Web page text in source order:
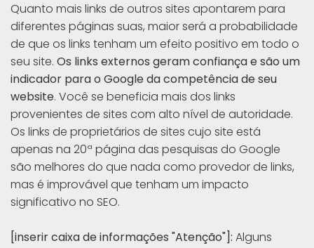
Quanto mais links de outros sites apontarem para
diferentes páginas suas, maior será a probabilidade
de que os links tenham um efeito positivo em todo o
seu site. Os links externos geram confiança e são um
indicador para o Google da competência de seu
website. Você se beneficia mais dos links
provenientes de sites com alto nível de autoridade.
Os links de proprietários de sites cujo site está
apenas na 20ª página das pesquisas do Google
são melhores do que nada como provedor de links,
mas é improvável que tenham um impacto
significativo no SEO.
[inserir caixa de informações "Atenção"]: Alguns